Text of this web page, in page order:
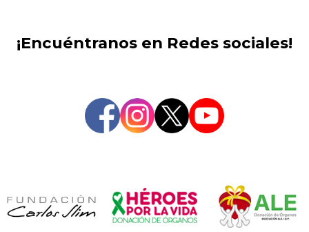
¡Encuéntranos en Redes sociales!